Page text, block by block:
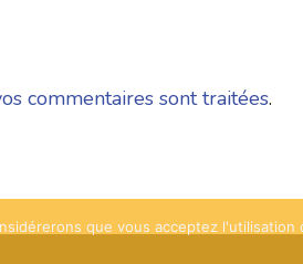
commentaires sont traitées.
que vous acceptez l'utilisation